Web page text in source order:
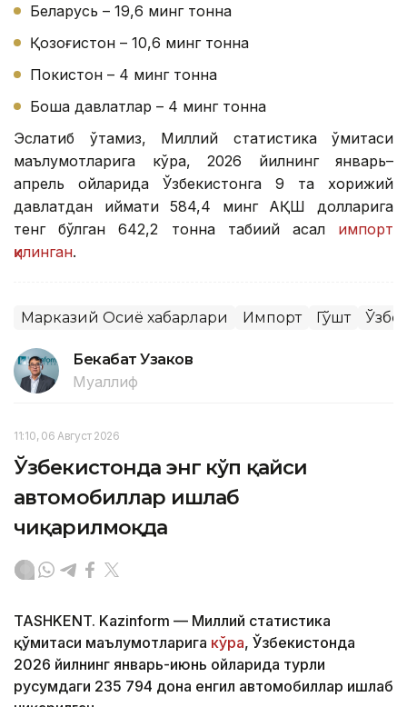
Беларусь – 19,6 минг тонна
Қозоғистон – 10,6 минг тонна
Покистон – 4 минг тонна
Бошқа давлатлар – 4 минг тонна
Эслатиб ўтамиз, Миллий статистика қўмитаси
маълумотларига кўра, 2026 йилнинг январь–
апрель ойларида Ўзбекистонга 9 та хорижий
давлатдан қиймати 584,4 минг АҚШ долларига
тенг бўлган 642,2 тонна табиий асал импорт
қилинган.
Марказий Осиё хабарлари Импорт Гўшт
Бекабат Узаков
Муаллиф
11:10, 06 Август 2026
Ўзбекистонда энг кўп қайси
автомобиллар ишлаб
чиқарилмоқда
TASHKENT. Kazinform — Миллий статистика
қўмитаси маълумотларига кўра, Ўзбекистонда
2026 йилнинг январь-июнь ойларида турли
русумдаги 235 794 дона енгил автомобиллар ишлаб